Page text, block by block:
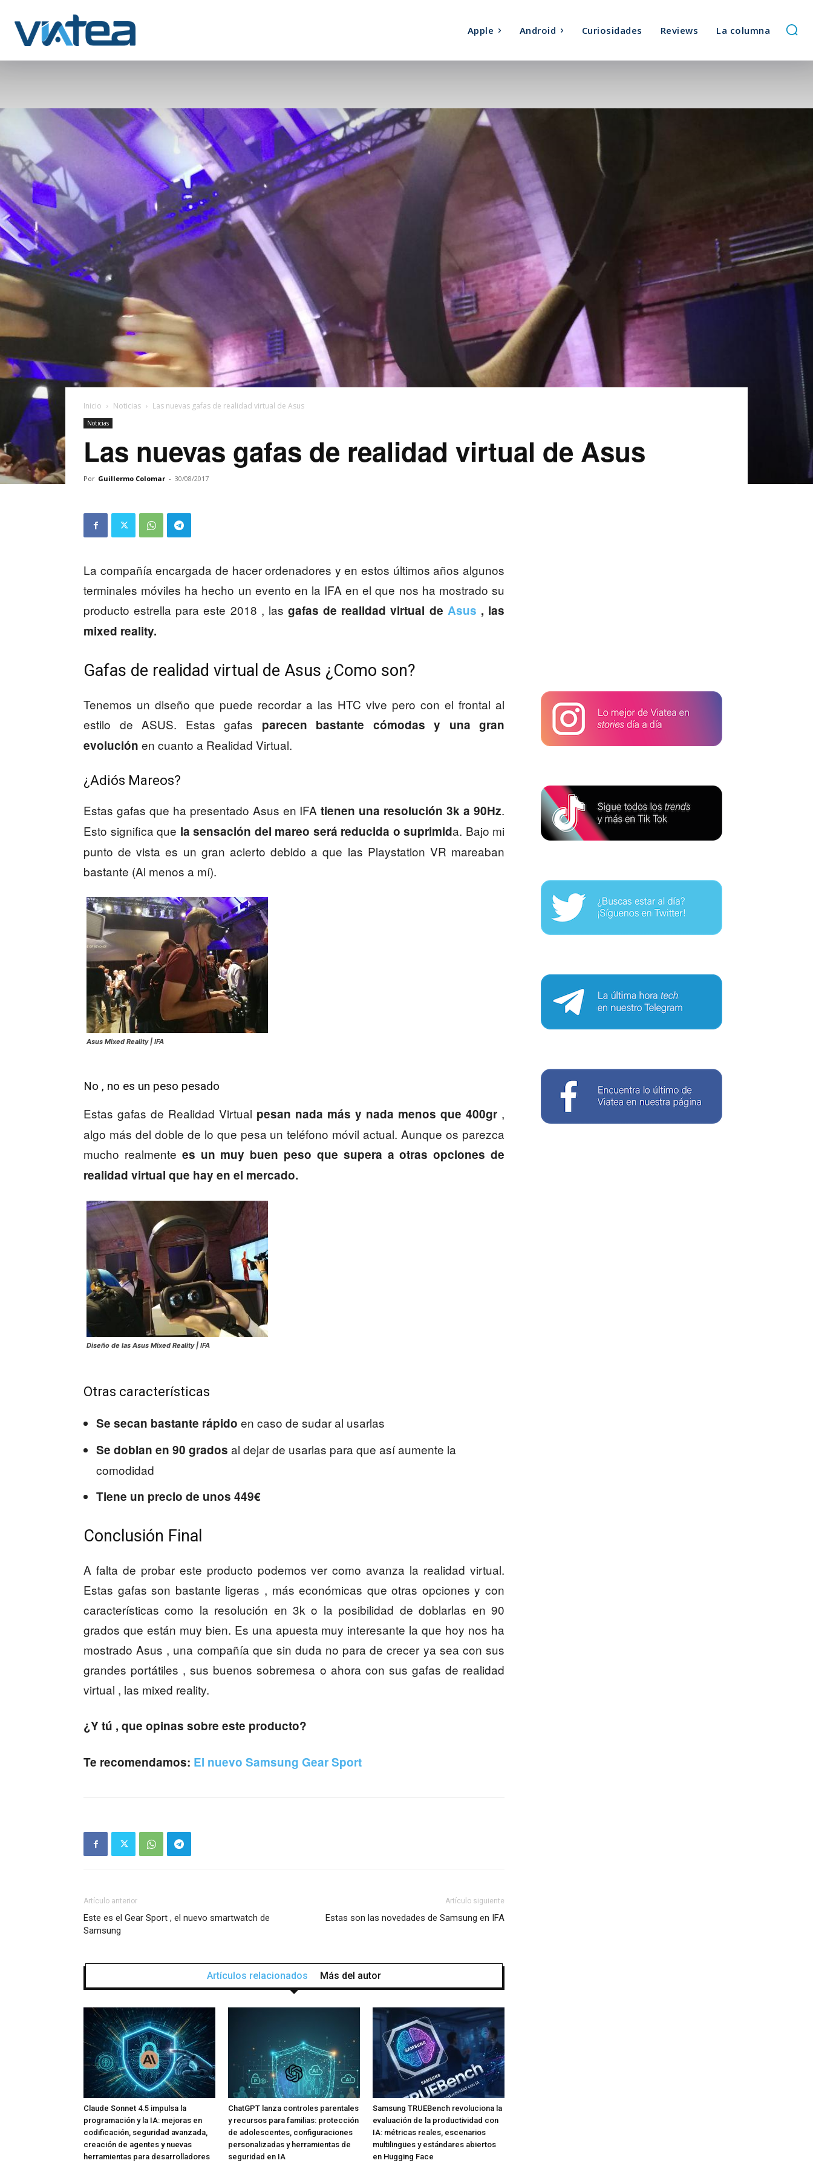
Apple Android Curiosidades Reviews La columna
Inicio Noticias Las nuevas gafas de realidad virtual de Asus
Noticias
Las nuevas gafas de realidad virtual de Asus
Por Guillermo Colomar - 30/08/2017
La compañía encargada de hacer ordenadores y en estos últimos años algunos
terminales móviles ha hecho un evento en la IFA en el que nos ha mostrado su
producto estrella para este 2018 , las gafas de realidad virtual de Asus , las
mixed reality.
Gafas de realidad virtual de Asus ¿Como son?
Tenemos un diseño que puede recordar a las HTC vive pero con el frontal al
estilo de ASUS. Estas gafas parecen bastante cómodas y una gran
evolución en cuanto a Realidad Virtual.
¿Adiós Mareos?
Estas gafas que ha presentado Asus en IFAtienen una resolución 3k a 90Hz.
Esto significa que la sensación del mareo será reducida o suprimida. Bajo mi
punto de vista es un gran acierto debido a que las Playstation VR mareaban
bastante (Al menos a mí).
Asus Mixed Reality | IFA
No , no es un peso pesado
Estas gafas de Realidad Virtual pesan nada más y nada menos que 400gr ,
algo más del doble de lo que pesa un teléfono móvil actual. Aunque os parezca
mucho realmente es un muy buen peso que supera a otras opciones de
realidad virtual que hay en el mercado.
Diseño de las Asus Mixed Reality | IFA
Otras características
Se secan bastante rápido en caso de sudar al usarlas
Se doblan en 90 grados al dejar de usarlas para que así aumente la
comodidad
Tiene un precio de unos 449€
Conclusión Final
A falta de probar este producto podemos ver como avanza la realidad virtual.
Estas gafas son bastante ligeras , más económicas que otras opciones y con
características como la resolución en 3k o la posibilidad de doblarlas en 90
grados que están muy bien. Es una apuesta muy interesante la que hoy nos ha
mostrado Asus , una compañía que sin duda no para de crecer ya sea con sus
grandes portátiles , sus buenos sobremesa o ahora con sus gafas de realidad
virtual , las mixed reality.
¿Y tú , que opinas sobre este producto?
Te recomendamos: El nuevo Samsung Gear Sport
Artículo anterior
Este es el Gear Sport , el nuevo smartwatch de
Samsung
Artículo siguiente
Estas son las novedades de Samsung en IFA
Artículos relacionados Más del autor
Claude Sonnet 4.5 impulsa la
programación y la IA: mejoras en
codificación, seguridad avanzada,
creación de agentes y nuevas
herramientas para desarrolladores
ChatGPT lanza controles parentales
y recursos para familias: protección
de adolescentes, configuraciones
personalizadas y herramientas de
seguridad en IA
Samsung TRUEBench revoluciona la
evaluación de la productividad con
IA: métricas reales, escenarios
multilingües y estándares abiertos
en Hugging Face